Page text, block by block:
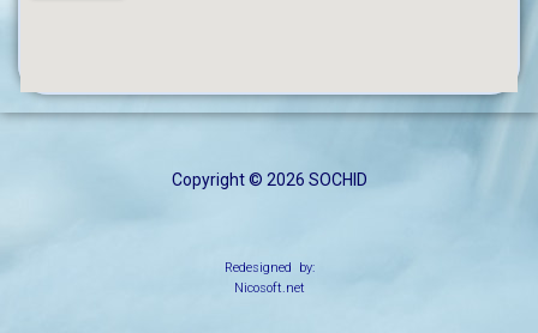
Copyright © 2026 SOCHID
Redesigned by:
Nicosoft.net